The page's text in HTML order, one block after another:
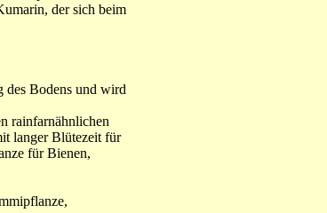
der sich beim
des Bodens und wird
rainfarnähnlichen
langer Blütezeit für
für Bienen,